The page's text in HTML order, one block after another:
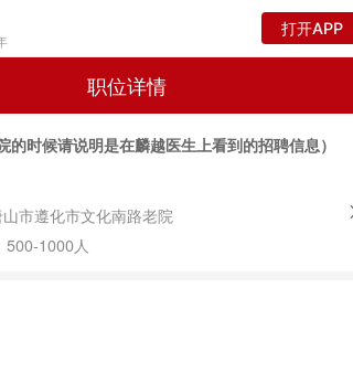
打开APP
职位详情
的时候请说明是在麟越医生上看到的招聘信息）
市遵化市文化南路老院
500-1000人